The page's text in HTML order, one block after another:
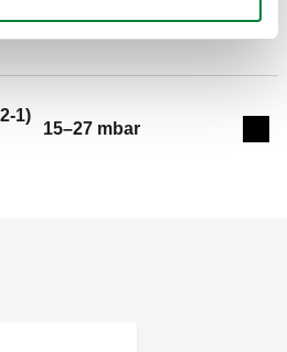
13–27 mbar. Classe di
13–27 mbar
1)
15–27 mbar